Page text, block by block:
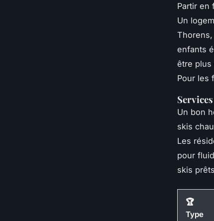
Partir en
Un
enfants
être plus
Pour les
Un bon
skis
Les
pour
skis
🏆
Type